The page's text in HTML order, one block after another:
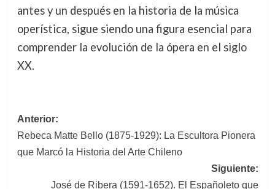
antes y un después en la historia de la música
operística, sigue siendo una figura esencial para
comprender la evolución de la ópera en el siglo
XX.
Navegación
de
entradas
Anterior:
Rebeca Matte Bello (1875-1929): La Escultora Pionera
que Marcó la Historia del Arte Chileno
Siguiente:
José de Ribera (1591-1652). El Españoleto que